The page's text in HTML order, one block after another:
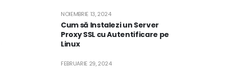
Cum să Instalezi un Server
Proxy SSL cu Autentificare pe
Linux
NOIEMBRIE 13, 2024
FEBRUARIE 29, 2024